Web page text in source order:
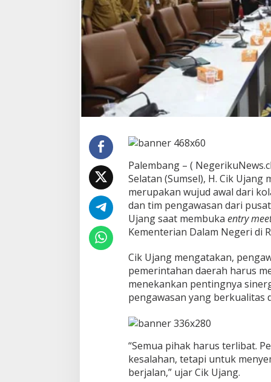
g
J
a
d
i
S
i
m
a
n
y
a
S
i
n
e
g
i
P
u
s
t
a
D
a
Palembang – (
Selatan (Sumsel), H. Cik Ujang
merupakan wujud awal dari
dan tim pengawasan dari
Ujang saat membuka entry
Kementerian Dalam Negeri di
Cik Ujang mengatakan,
pemerintahan daerah harus
menekankan pentingnya
pengawasan yang berkualitas
“Semua pihak harus terlibat.
kesalahan, tetapi untuk
berjalan,” ujar Cik Ujang.